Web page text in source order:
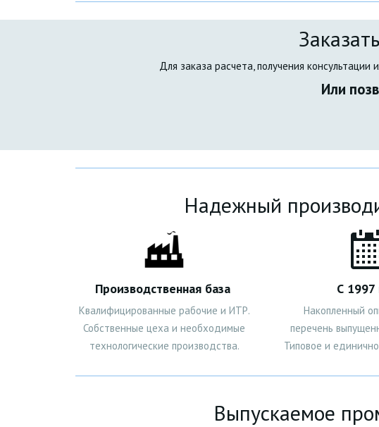
Для заказа расчета, получения
Или
Надежный
Производственная база
Квалифицированные рабочие и ИТР.
Собственные цеха и необходимые
технологические производства.
С 1997
Накопленный
перечень
Типовое и
Выпускаемое